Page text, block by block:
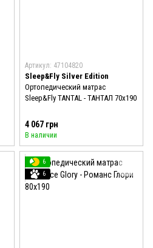
Артикул: 47104820
Sleep&Fly Silver Edition
Ортопедический матрас
Sleep&Fly TANTAL - ТАНТАЛ 70x190
4 067 грн
В наличии
6
6